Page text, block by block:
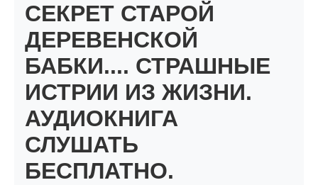
СЕКРЕТ СТАРОЙ
ДЕРЕВЕНСКОЙ
БАБКИ.... СТРАШНЫЕ
ИСТРИИ ИЗ ЖИЗНИ.
АУДИОКНИГА
СЛУШАТЬ
БЕСПЛАТНО.